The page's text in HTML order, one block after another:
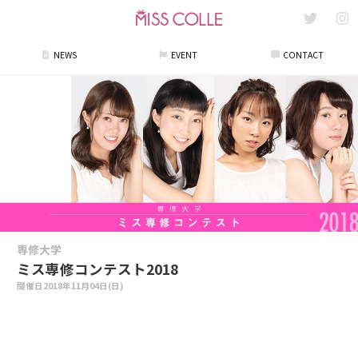
NEWS EVENT CONTACT
専修大学
ミス専修コンテスト2018
開催日 2018年11月04日(日)